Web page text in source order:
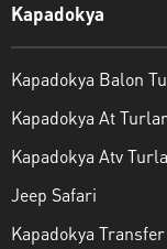
Kapadokya
Kapadokya Balon
Kapadokya At
Kapadokya Atv
Jeep Safari
Kapadokya Transfer